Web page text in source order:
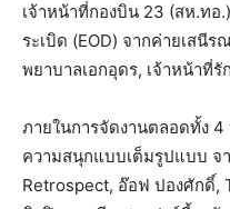
เจ้าหน้าที่กองบิน 23 (สห.ทอ
ระเบิด (EOD) จากค่ายเสนี
พยาบาลเอกอุดร, เจ้าหน้าที่
ภายในการจัดงานตลอดทั้ง
ความสนุกแบบเต็มรูปแบบ จ
Retrospect, อ๊อฟ ปองศักดิ์,